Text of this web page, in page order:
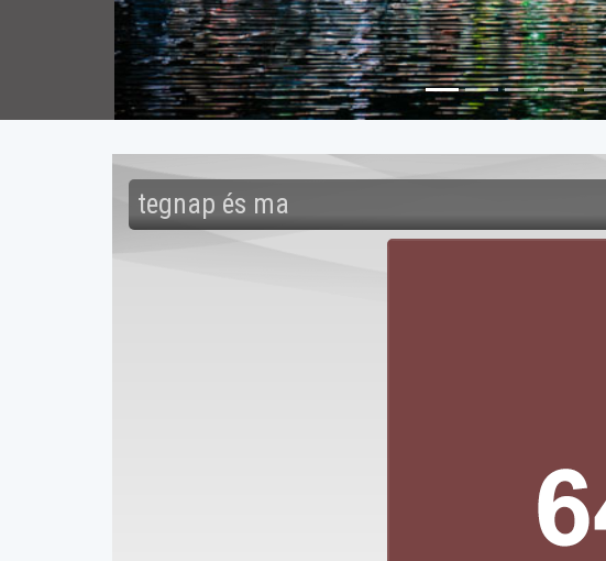
tegnap és ma